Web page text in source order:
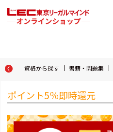
資格から探す 書籍・問題集
ポイント5％即時還元